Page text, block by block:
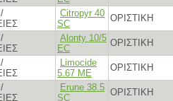
Citropyr 40
SC
ΟΡΙΣΤΙΚΗ
Alonty 10/5
EC
ΟΡΙΣΤΙΚΗ
Limocide
5.67 ME
ΟΡΙΣΤΙΚΗ
Erune 38.5
SC
ΟΡΙΣΤΙΚΗ